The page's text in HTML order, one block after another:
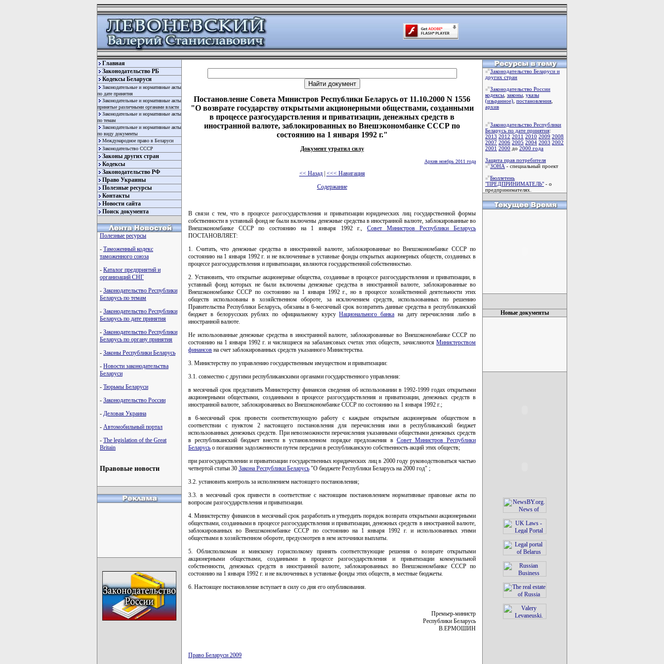
Главная
Законодательство РБ
Кодексы Беларуси
Законодательные и нормативные акты
по дате принятия
Законодательные и нормативные акты
принятые различными органами власти
Законодательные и нормативные акты
по темам
Законодательные и нормативные акты
по виду документы
Международное право в Беларуси
Законодательство СССР
Законы других стран
Кодексы
Законодательство РФ
Право Украины
Полезные ресурсы
Контакты
Новости сайта
Поиск документа
Полезные ресурсы
- Таможенный кодекс
таможенного союза
- Каталог предприятий и
организаций СНГ
- Законодательство Республики
Беларусь по темам
- Законодательство Республики
Беларусь по дате принятия
- Законодательство Республики
Беларусь по органу принятия
- Законы Республики Беларусь
- Новости законодательства
Беларуси
- Тюрьмы Беларуси
- Законодательство России
- Деловая Украина
- Автомобильный портал
- The legislation of the Great
Britain
Правовые новости
Постановление Совета Министров Республики Беларусь от 11.10.2000 N 1556
"О возврате государству открытыми акционерными обществами, созданными
в процессе разгосударствления и приватизации, денежных средств в
иностранной валюте, заблокированных во Внешэкономбанке СССР по
состоянию на 1 января 1992 г."
Документ утратил силу
Архив ноябрь 2011 года
<< Назад| <<< Навигация
Содержание
В связи с тем, что в процессе разгосударствления и приватизации юридических лиц государственной формы
собственности в уставный фонд не были включены денежные средства в иностранной валюте, заблокированные во
Внешэкономбанке СССР по состоянию на 1 января 1992 г., Совет Министров Республики Беларусь
ПОСТАНОВЛЯЕТ:
1. Считать, что денежные средства в иностранной валюте, заблокированные во Внешэкономбанке СССР по
состоянию на 1 января 1992 г. и не включенные в уставные фонды открытых акционерных обществ, созданных в
процессе разгосударствления и приватизации, являются государственной собственностью.
2. Установить, что открытые акционерные общества, созданные в процессе разгосударствления и приватизации, в
уставный фонд которых не были включены денежные средства в иностранной валюте, заблокированные во
Внешэкономбанке СССР по состоянию на 1 января 1992 г., но в процессе хозяйственной деятельности этих
обществ использованы в хозяйственном обороте, за исключением средств, использованных по решению
Правительства Республики Беларусь, обязаны в 6-месячный срок возвратить данные средства в республиканский
бюджет в белорусских рублях по официальному курсуНационального банка на дату перечисления либо в
иностранной валюте.
Не использованные денежные средства в иностранной валюте, заблокированные во Внешэкономбанке СССР по
состоянию на 1 января 1992 г. и числящиеся на забалансовых счетах этих обществ, зачисляются Министерством
финансов на счет заблокированных средств указанного Министерства.
3. Министерству по управлению государственным имуществом и приватизации:
3.1. совместно с другими республиканскими органами государственного управления:
в месячный срок представить Министерству финансов сведения об использовании в 1992-1999 годах открытыми
акционерными обществами, созданными в процессе разгосударствления и приватизации, денежных средств в
иностранной валюте, заблокированных во Внешэкономбанке СССР по состоянию на 1 января 1992 г.;
в 6-месячный срок провести соответствующую работу с каждым открытым акционерным обществом в
соответствии с пунктом 2 настоящего постановления для перечисления ими в республиканский бюджет
использованных денежных средств. При невозможности перечисления указанными обществами денежных средств
в республиканский бюджет внести в установленном порядке предложения в Совет Министров Республики
Беларусь о погашении задолженности путем передачи в республиканскую собственность акций этих обществ;
при разгосударствлении и приватизации государственных юридических лиц в 2000 году руководствоваться частью
четвертой статьи 30 Закона Республики Беларусь "О бюджете Республики Беларусь на 2000 год" ;
3.2. установить контроль за исполнением настоящего постановления;
3.3. в месячный срок привести в соответствие с настоящим постановлением нормативные правовые акты по
вопросам разгосударствления и приватизации.
4. Министерству финансов в месячный срок разработать и утвердить порядок возврата открытыми акционерными
обществами, созданными в процессе разгосударствления и приватизации, денежных средств в иностранной валюте,
заблокированных во Внешэкономбанке СССР по состоянию на 1 января 1992 г. и использованных этими
обществами в хозяйственном обороте, предусмотрев в нем источники выплаты.
5. Облисполкомам и минскому горисполкому принять соответствующие решения о возврате открытыми
акционерными обществами, созданными в процессе разгосударствления и приватизации коммунальной
собственности, денежных средств в иностранной валюте, заблокированных во Внешэкономбанке СССР по
состоянию на 1 января 1992 г. и не включенных в уставные фонды этих обществ, в местные бюджеты.
6. Настоящее постановление вступает в силу со дня его опубликования.
Премьер-министр
Республики Беларусь
В.ЕРМОШИН
Право Беларуси 2009
Законодательство Беларуси и
других стран
Законодательство России
кодексы законы указы
(изьранное) постановления
архив
Законодательство Республики
Беларусь по дате принятия:
2013 2012 2011 2010 2009 2008
2007 2006 2005 2004 2003 2002
2001 2000 до 2000 года
Защита прав потребителя
ЗОНА - специальный проект
Бюллетень
"ПРЕДПРИНИМАТЕЛЬ" - о
предпринимателях.
Новые документы